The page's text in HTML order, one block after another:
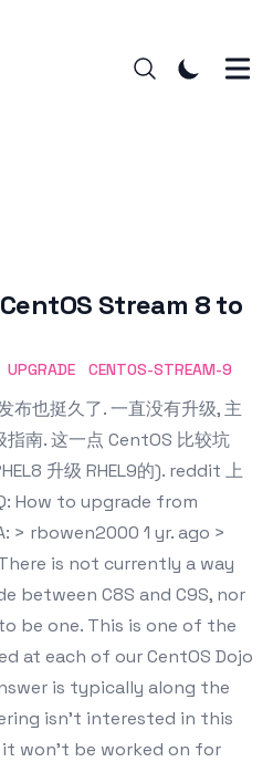
Stream 8 to
UPGRADE CENTOS-STREAM-9
布也挺久了. 一直没有升级, 主
南. 这一点 CentOS 比较坑
升级 RHEL9的). reddit 上
How to upgrade from
> rbowen2000 1 yr. ago >
is not currently a way
between C8S and C9S, nor
be one. This is one of the
at each of our CentOS Dojo
is typically along the
isn't interested in this
it won't be worked on for